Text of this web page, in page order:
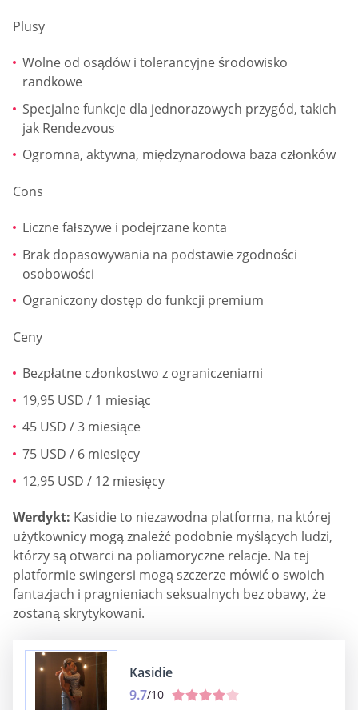
Plusy
Wolne od osądów i tolerancyjne środowisko
randkowe
Specjalne funkcje dla jednorazowych przygód, takich
jak Rendezvous
Ogromna, aktywna, międzynarodowa baza członków
Cons
Liczne fałszywe i podejrzane konta
Brak dopasowywania na podstawie zgodności
osobowości
Ograniczony dostęp do funkcji premium
Ceny
Bezpłatne członkostwo z ograniczeniami
19,95 USD / 1 miesiąc
45 USD / 3 miesiące
75 USD / 6 miesięcy
12,95 USD / 12 miesięcy
Werdykt: Kasidie to niezawodna platforma, na której
użytkownicy mogą znaleźć podobnie myślących ludzi,
którzy są otwarci na poliamoryczne relacje. Na tej
platformie swingersi mogą szczerze mówić o swoich
fantazjach i pragnieniach seksualnych bez obawy, że
zostaną skrytykowani.
Kasidie
9.7/10